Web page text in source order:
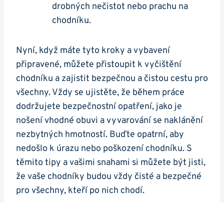
⁢drobných ⁣nečistot nebo prachu⁢ na
chodníku.
Nyní, když máte​ tyto ​kroky a vybavení
připravené,⁣ můžete přistoupit k vyčištění
chodníku a zajistit bezpečnou a čistou cestu pro
všechny. Vždy se ujistěte, že‍ během ‍práce
dodržujete bezpečnostní opatření, jako ‍je
nošení vhodné obuvi a vyvarování se ⁢naklánění
nezbytných hmotností. Buďte opatrní, aby
nedošlo k úrazu nebo poškození chodníku. S
těmito tipy a vašimi snahami si můžete být jisti,
že vaše chodníky budou vždy čisté a bezpečné
pro všechny, ​kteří po nich ⁢chodí.